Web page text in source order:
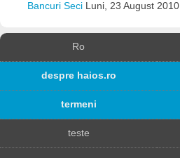
Bancuri Seci Luni, 23 August 2010
Ro
despre haios.ro
termeni
teste